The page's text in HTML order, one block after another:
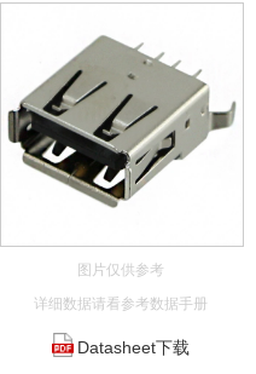
图片仅供参考
详细数据请看参考数据手册
Datasheet下载